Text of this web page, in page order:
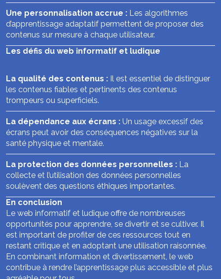
Une personnalisation accrue : Les algorithmes
d’apprentissage adaptatif permettent de proposer des
contenus sur mesure à chaque utilisateur.
Les défis du web informatif et ludique
La qualité des contenus : Il est essentiel de distinguer
les contenus fiables et pertinents des contenus
trompeurs ou superficiels.
La dépendance aux écrans : Un usage excessif des
écrans peut avoir des conséquences négatives sur la
santé physique et mentale.
La protection des données personnelles : La
collecte et l’utilisation des données personnelles
soulèvent des questions éthiques importantes.
En conclusion
Le web informatif et ludique offre de nombreuses
opportunités pour apprendre, se divertir et se cultiver. Il
est important de profiter de ces ressources tout en
restant critique et en adoptant une utilisation raisonnée.
En combinant information et divertissement, le web
contribue à rendre l’apprentissage plus accessible et plus